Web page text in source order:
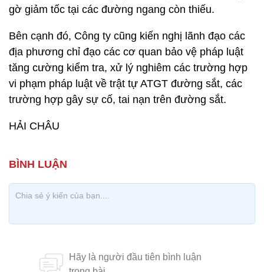
gờ giảm tốc tại các đường ngang còn thiếu.
Bên cạnh đó, Công ty cũng kiến nghị lãnh đạo các
địa phương chỉ đạo các cơ quan bảo vệ pháp luật
tăng cường kiểm tra, xử lý nghiêm các trường hợp
vi phạm pháp luật về trật tự ATGT đường sắt, các
trường hợp gây sự cố, tai nạn trên đường sắt.
HẢI CHÂU